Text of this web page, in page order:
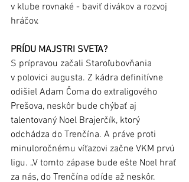
v klube rovnaké - baviť divákov a rozvoj
hráčov.
PRÍDU MAJSTRI SVETA?
S prípravou začali Staroľubovňania
v polovici augusta. Z kádra definitívne
odišiel Adam Čoma do extraligového
Prešova, neskôr bude chýbať aj
talentovaný Noel Brajerčík, ktorý
odchádza do Trenčína. A práve proti
minuloročnému víťazovi začne VKM prvú
ligu. „V tomto zápase bude ešte Noel hrať
za nás, do Trenčína odíde až neskôr.